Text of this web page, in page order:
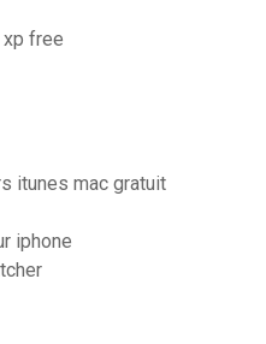
free
itunes mac gratuit
iphone